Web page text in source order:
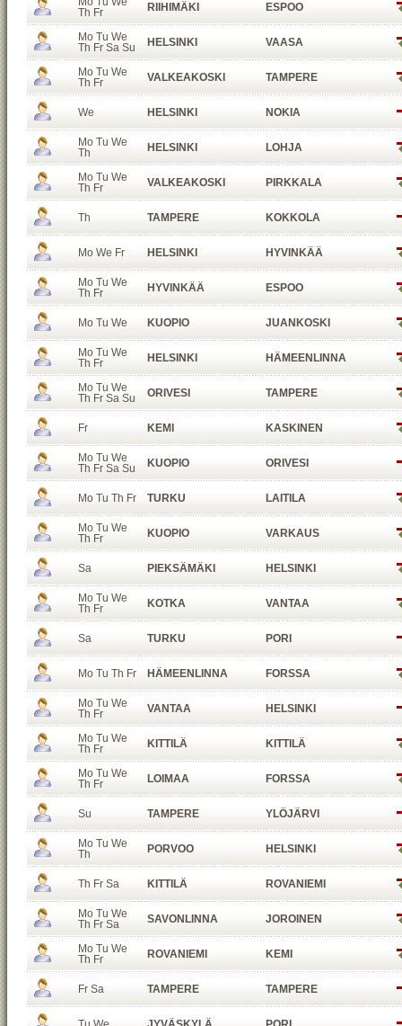
Th Fr
RIIHIMÄKI ESPOO
Mo Tu We
Th Fr Sa Su
HELSINKI VAASA
Mo Tu We
Th Fr
VALKEAKOSKI TAMPERE
We HELSINKI NOKIA
Mo Tu We
Th
HELSINKI LOHJA
Mo Tu We
Th Fr
VALKEAKOSKI PIRKKALA
Th TAMPERE KOKKOLA
Mo We Fr HELSINKI HYVINKÄÄ
Mo Tu We
Th Fr
HYVINKÄÄ ESPOO
Mo Tu We KUOPIO JUANKOSKI
Mo Tu We
Th Fr
HELSINKI HÄMEENLINNA
Mo Tu We
Th Fr Sa Su
ORIVESI TAMPERE
Fr KEMI KASKINEN
Mo Tu We
Th Fr Sa Su
KUOPIO ORIVESI
Mo Tu Th Fr TURKU LAITILA
Mo Tu We
Th Fr
KUOPIO VARKAUS
Sa PIEKSÄMÄKI HELSINKI
Mo Tu We
Th Fr
KOTKA VANTAA
Sa TURKU PORI
Mo Tu Th Fr HÄMEENLINNA FORSSA
Mo Tu We
Th Fr
VANTAA HELSINKI
Mo Tu We
Th Fr
KITTILÄ KITTILÄ
Mo Tu We
Th Fr
LOIMAA FORSSA
Su TAMPERE YLÖJÄRVI
Mo Tu We
Th
PORVOO HELSINKI
Th Fr Sa KITTILÄ ROVANIEMI
Mo Tu We
Th Fr Sa
SAVONLINNA JOROINEN
Mo Tu We
Th Fr
ROVANIEMI KEMI
Fr Sa TAMPERE TAMPERE